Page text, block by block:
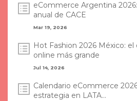
eCommerce Argentina
anual de CACE
Mar 19, 2026
Hot Fashion 2026 México:
online más grande
Jul 14, 2026
Calendario eCommerce
estrategia en LATA...